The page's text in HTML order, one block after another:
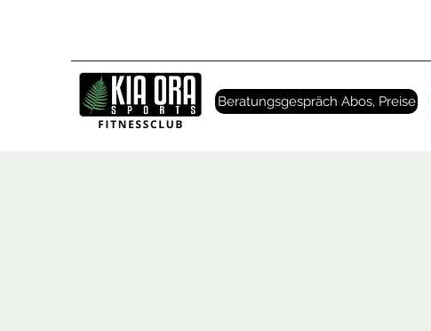
Beratungsgespräch Abos, Preise